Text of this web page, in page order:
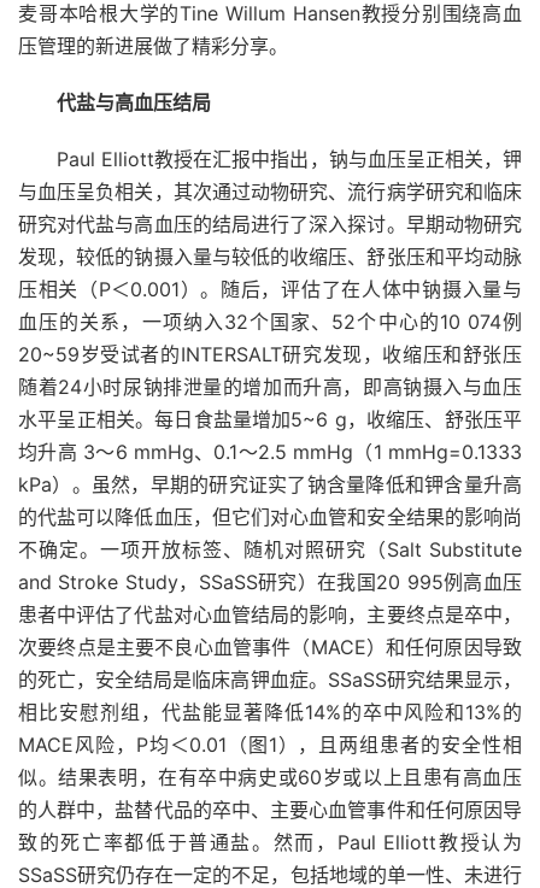
麦哥本哈根大学的Tine Willum Hansen教授分别围绕高血
压管理的新进展做了精彩分享。
代盐与高血压结局
Paul Elliott教授在汇报中指出，钠与血压呈正相关，钾
与血压呈负相关，其次通过动物研究、流行病学研究和临床
研究对代盐与高血压的结局进行了深入探讨。早期动物研究
发现，较低的钠摄入量与较低的收缩压、舒张压和平均动脉
压相关（P＜0.001）。随后，评估了在人体中钠摄入量与
血压的关系，一项纳入32个国家、52个中心的10 074例
20~59岁受试者的INTERSALT研究发现，收缩压和舒张压
随着24小时尿钠排泄量的增加而升高，即高钠摄入与血压
水平呈正相关。每日食盐量增加5~6 g，收缩压、舒张压平
均升高 3～6 mmHg、0.1～2.5 mmHg（1 mmHg=0.1333
kPa）。虽然，早期的研究证实了钠含量降低和钾含量升高
的代盐可以降低血压，但它们对心血管和安全结果的影响尚
不确定。一项开放标签、随机对照研究（Salt Substitute
and Stroke Study，SSaSS研究）在我国20 995例高血压
患者中评估了代盐对心血管结局的影响，主要终点是卒中，
次要终点是主要不良心血管事件（MACE）和任何原因导致
的死亡，安全结局是临床高钾血症。SSaSS研究结果显示，
相比安慰剂组，代盐能显著降低14%的卒中风险和13%的
MACE风险，P均＜0.01（图1），且两组患者的安全性相
似。结果表明，在有卒中病史或60岁或以上且患有高血压
的人群中，盐替代品的卒中、主要心血管事件和任何原因导
致的死亡率都低于普通盐。然而，Paul Elliott教授认为
SSaSS研究仍存在一定的不足，包括地域的单一性、未进行